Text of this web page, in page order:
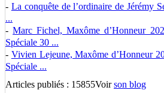
- La conquête de l’ordinaire de Jérémy
...
-Marc Fichel, Maxôme d’Honneur
Spéciale 30 ...
- Vivien Lejeune, Maxôme d’Honneur
Spéciale ...
Articles publiés : 15855Voirson blog